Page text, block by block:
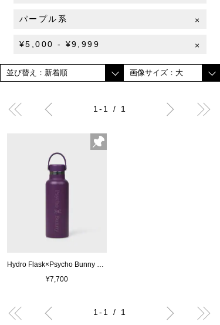
パープル系 ×
¥5,000 - ¥9,999 ×
1-1 / 1
Hydro Flask×Psycho Bunny 18oz Standard Mouth ステンレスボトル
¥7,700
1-1 / 1